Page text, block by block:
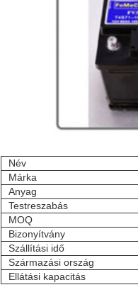
Név
Márka
Anyag
Testreszabás
MOQ
Bizonyítvány
Szállítási idő
Származási ország
Ellátási kapacitás